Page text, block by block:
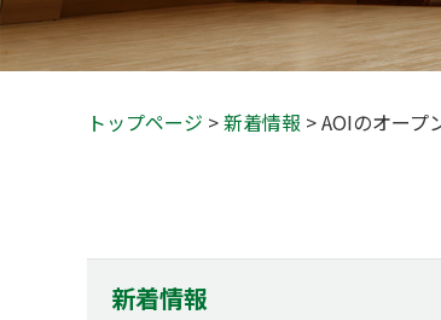
トップページ >新着情報 > AOIのオープ
新着情報